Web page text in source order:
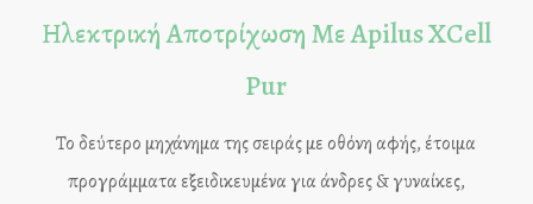
Ηλεκτρική Αποτρίχωση Με Apilus XCell
Pur
Το δεύτερο μηχάνημα της σειράς με οθόνη αφής, έτοιμα
προγράμματα εξειδικευμένα για άνδρες & γυναίκες,